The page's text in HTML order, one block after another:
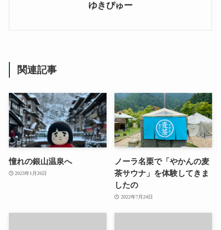
ゆきぴゅー
関連記事
憧れの銀山温泉へ
2023年1月26日
ノーラ名栗で「やかんの麦
茶サウナ」を体験してきま
したの
2022年7月24日